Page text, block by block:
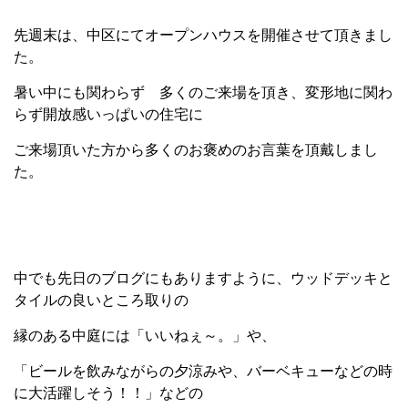
先週末は、中区にてオープンハウスを開催させて頂きまし
た。
暑い中にも関わらず 多くのご来場を頂き、変形地に関わ
らず開放感いっぱいの住宅に
ご来場頂いた方から多くのお褒めのお言葉を頂戴しまし
た。
中でも先日のブログにもありますように、ウッドデッキと
タイルの良いところ取りの
縁のある中庭には「いいねぇ～。」や、
「ビールを飲みながらの夕涼みや、バーベキューなどの時
に大活躍しそう！！」などの